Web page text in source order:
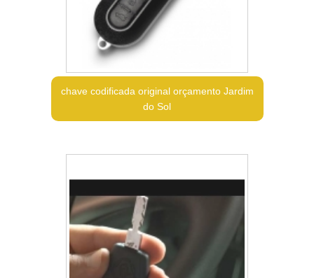
chave codificada original orçamento Jardim
do Sol